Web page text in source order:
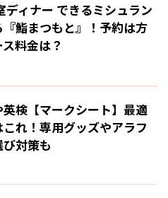
ディナー できるミシュラン
鮨まつもと』！予約は方
料金は？
検【マークシート】最適
れ！専用グッズやアラフ
対策も